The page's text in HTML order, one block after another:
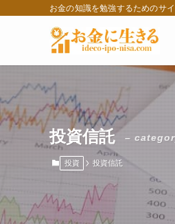
お金の知識を勉強するためのサ
投資信託 –
投資 投資信託